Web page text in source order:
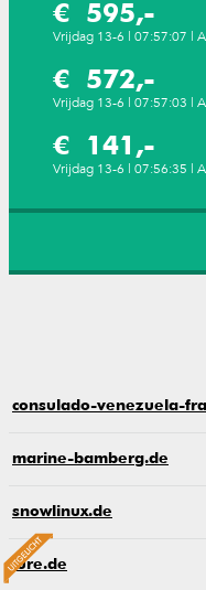
€ 595,-
Vrijdag 13-6 | 07:57:07 |
€ 572,-
Vrijdag 13-6 | 07:57:03 |
€ 141,-
Vrijdag 13-6 | 07:56:35 |
consulado-venezuela-
marine-bamberg.de
snowlinux.de
lure.de